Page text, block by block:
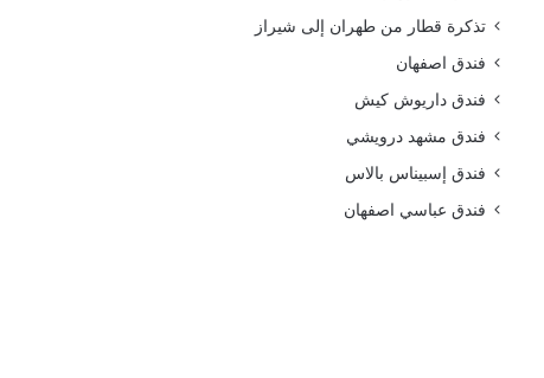
تذكرة قطار من طهران إلى شيراز
فندق اصفهان
فندق داريوش كيش
فندق مشهد درويشي
فندق إسبيناس بالاس
فندق عباسي اصفهان